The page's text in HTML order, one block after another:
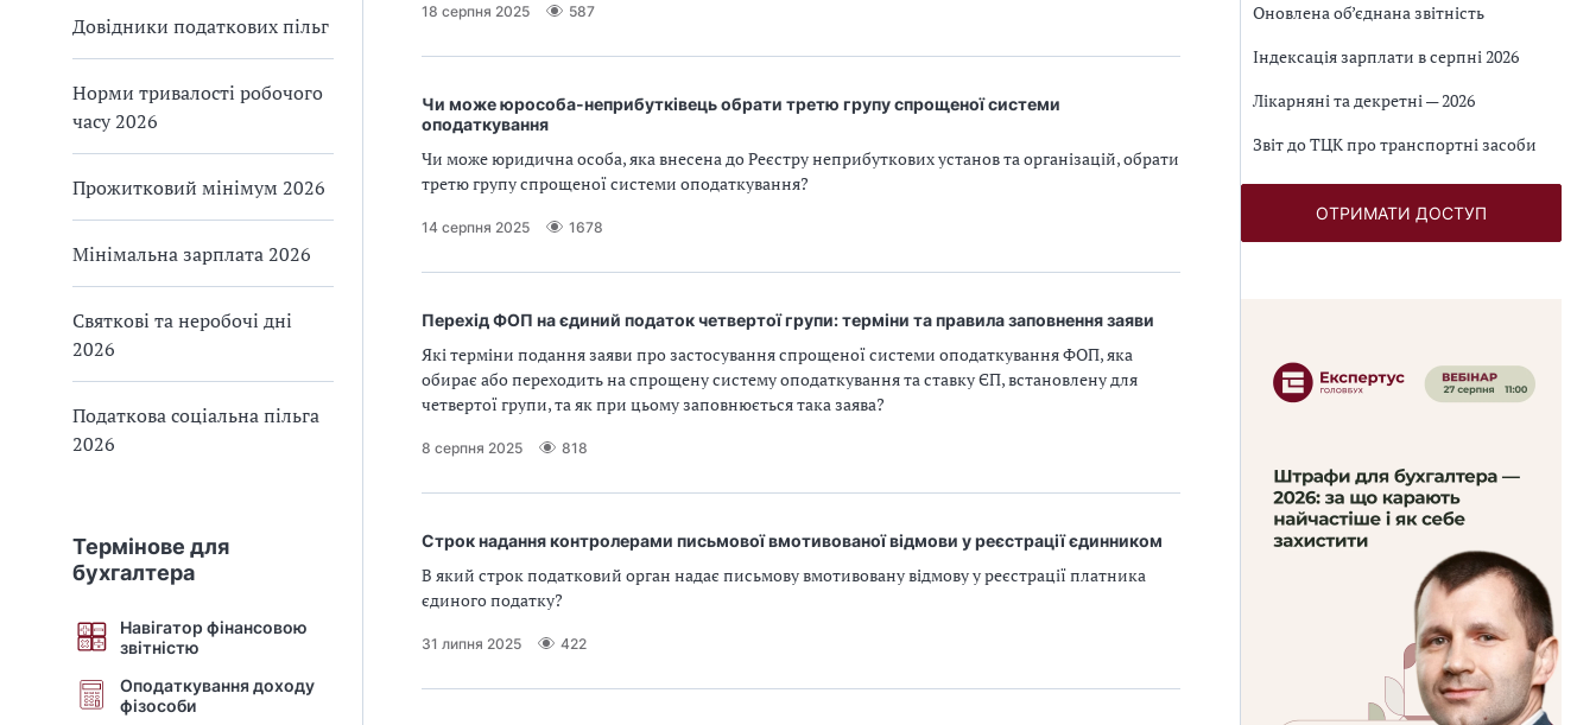
Довідники податкових пільг
Норми тривалості робочого
часу 2026
Прожитковий мінімум 2026
Мінімальна зарплата 2026
Святкові та неробочі дні
2026
Податкова соціальна пільга
2026
Термінове для
бухгалтера
Навігатор фінансовою
звітністю
Оподаткування доходу
фізособи
18 серпня 2025 587
Чи може юрособа-неприбутківець обрати третю групу спрощеної системи
оподаткування
Чи може юридична особа, яка внесена до Реєстру неприбуткових установ та організацій, обрати
третю групу спрощеної системи оподаткування?
14 серпня 2025 1678
Перехід ФОП на єдиний податок четвертої групи: терміни та правила заповнення заяви
Які терміни подання заяви про застосування спрощеної системи оподаткування ФОП, яка
обирає або переходить на спрощену систему оподаткування та ставку ЄП, встановлену для
четвертої групи, та як при цьому заповнюється така заява?
8 серпня 2025 818
Строк надання контролерами письмової вмотивованої відмови у реєстрації єдинником
В який строк податковий орган надає письмову вмотивовану відмову у реєстрації платника
єдиного податку?
31 липня 2025 422
Оновлена об’єднана звітність
Індексація зарплати в серпні 2026
Лікарняні та декретні — 2026
Звіт до ТЦК про транспортні засоби
ОТРИМАТИ ДОСТУП